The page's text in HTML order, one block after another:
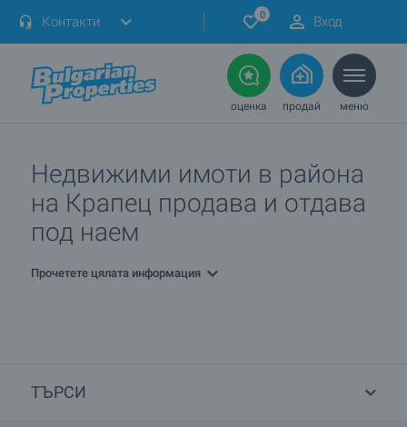
Контакти 0 Вход
оценка продай меню
Недвижими имоти в района
на Крапец продава и отдава
под наем
Прочетете цялата информация
ТЪРСИ